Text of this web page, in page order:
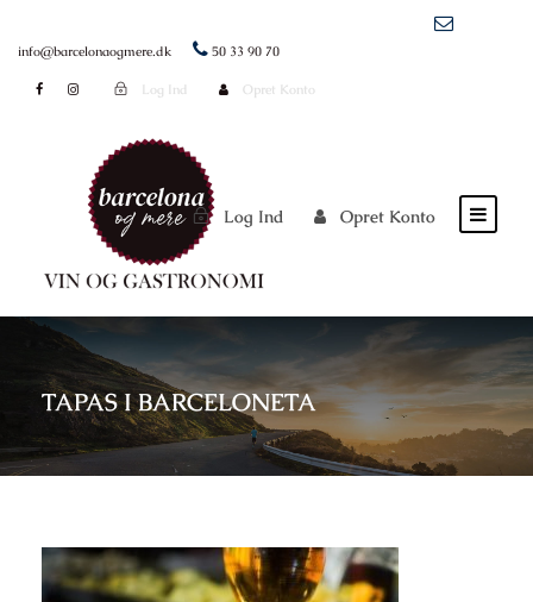
info@barcelonaogmere.dk 50 33 90 70
Log Ind Opret Konto
Log Ind Opret Konto
TAPAS I BARCELONETA